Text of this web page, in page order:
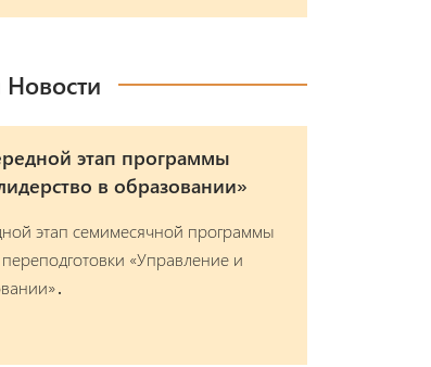
этап программы
в образовании»
этап семимесячной программы
«Управление и